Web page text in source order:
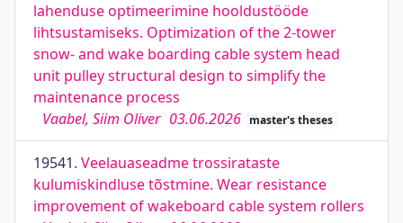
lahenduse optimeerimine hooldustööde
lihtsustamiseks. Optimization of the 2-tower
snow- and wake boarding cable system head
unit pulley structural design to simplify the
maintenance process
Vaabel, Siim Oliver 03.06.2026 master's theses
19541. Veelauaseadme trossirataste
kulumiskindluse tõstmine. Wear resistance
improvement of wakeboard cable system rollers